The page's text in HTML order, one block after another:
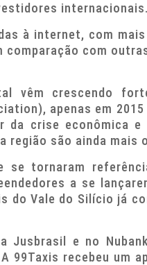
internacionais.
à internet, com
com
vêm crescendo
apenas em
da crise econômica
são ainda mais
tornaram
a se
Vale do Silício já
Jusbrasil e no
99Taxis recebeu um